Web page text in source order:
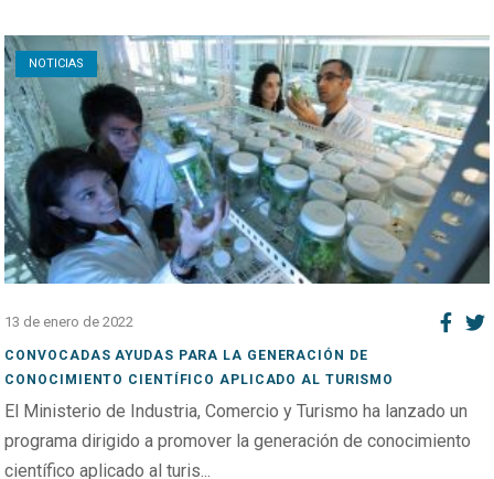
NOTICIAS
Open post
13 de enero de 2022
CONVOCADAS AYUDAS PARA LA GENERACIÓN DE
CONOCIMIENTO CIENTÍFICO APLICADO AL TURISMO
El Ministerio de Industria, Comercio y Turismo ha lanzado un
programa dirigido a promover la generación de conocimiento
científico aplicado al turis...